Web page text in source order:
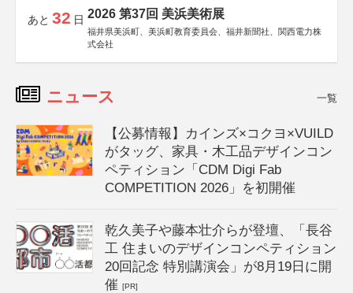
あと 32 日 2026 第37回 美浜美術展
福井県美浜町、美浜町教育委員会、福井新聞社、関西電力株
式会社
ニュース 一覧
【公募情報】カインズ×コクヨ×VUILD
がタッグ、家具・木工品デザインコン
ペティション「CDM Digi Fab
COMPETITION 2026」を初開催
乾久美子や藤本壮介らが登壇、「長谷
工 住まいのデザインコンペティション
20回記念 特別講演会」が8月19日に開
催[PR]